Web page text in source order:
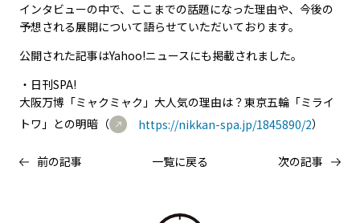
インタビューの中で、ここまでの話題になった理由や、今後の
予想される展開について語らせていただいております。
公開された記事はYahoo!ニュースにも掲載されました。
・日刊SPA!
大阪万博「ミャクミャク」大人気の理由は？東京五輪「ミライ
トワ」との明暗（
https://nikkan-spa.jp/1845890/2）
前の記事 一覧に戻る 次の記事